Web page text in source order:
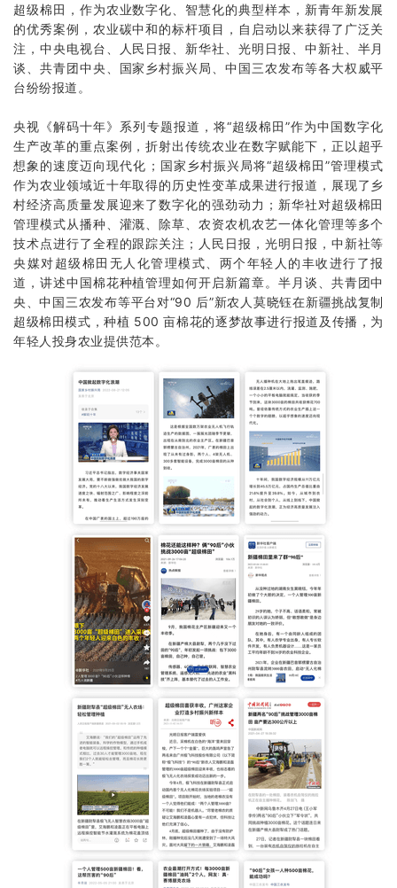
超级棉田，作为农业数字化、智慧化的典型样本，新青年新发展
的优秀案例，农业碳中和的标杆项目，自启动以来获得了广泛关
注，中央电视台、人民日报、新华社、光明日报、中新社、半月
谈、共青团中央、国家乡村振兴局、中国三农发布等各大权威平
台纷纷报道。
央视《解码十年》系列专题报道，将“超级棉田”作为中国数字化
生产改革的重点案例，折射出传统农业在数字赋能下，正以超乎
想象的速度迈向现代化；国家乡村振兴局将“超级棉田”管理模式
作为农业领域近十年取得的历史性变革成果进行报道，展现了乡
村经济高质量发展迎来了数字化的强劲动力；新华社对超级棉田
管理模式从播种、灌溉、除草、农资农机农艺一体化管理等多个
技术点进行了全程的跟踪关注；人民日报，光明日报，中新社等
央媒对超级棉田无人化管理模式、两个年轻人的丰收进行了报
道，讲述中国棉花种植管理如何开启新篇章。半月谈、共青团中
央、中国三农发布等平台对“90 后”新农人莫晓钰在新疆挑战复制
超级棉田模式，种植 500 亩棉花的逐梦故事进行报道及传播，为
年轻人投身农业提供范本。